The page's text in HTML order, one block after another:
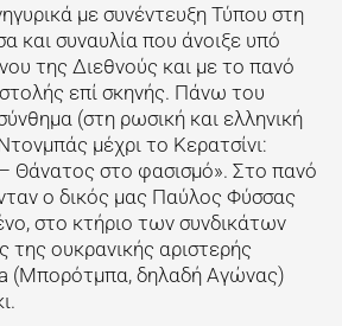
με συνέντευξη Τύπου στη
και συναυλία που άνοιξε υπό
της Διεθνούς και με το πανό
επί σκηνής. Πάνω του
(στη ρωσική και ελληνική
μέχρι το Κερατσίνι:
Θάνατος στο φασισμό». Στο πανό
ο δικός μας Παύλος Φύσσας
στο κτήριο των συνδικάτων
της ουκρανικής αριστερής
(Μπορότμπα, δηλαδή Αγώνας)